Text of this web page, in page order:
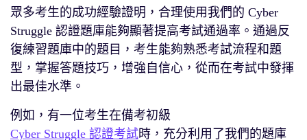
眾多考生的成功經驗證明，合理使用我們的 Cyber
Struggle 認證題庫能夠顯著提高考試通過率。通過反
復練習題庫中的題目，考生能夠熟悉考試流程和題
型，掌握答題技巧，增強自信心，從而在考試中發揮
出最佳水準。
例如，有一位考生在備考初級
Cyber Struggle 認證考試時，充分利用了我們的題庫